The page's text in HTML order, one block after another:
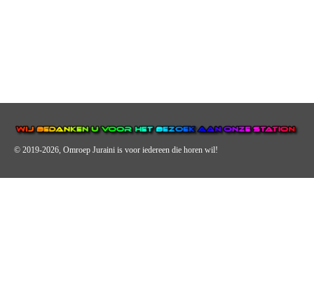
© 2019-2026, Omroep Juraini is voor iedereen die horen wil!